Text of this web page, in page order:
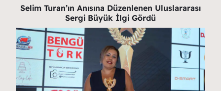
Selim Turan’ın Anısına Düzenlenen Uluslararası
Sergi Büyük İlgi Gördü